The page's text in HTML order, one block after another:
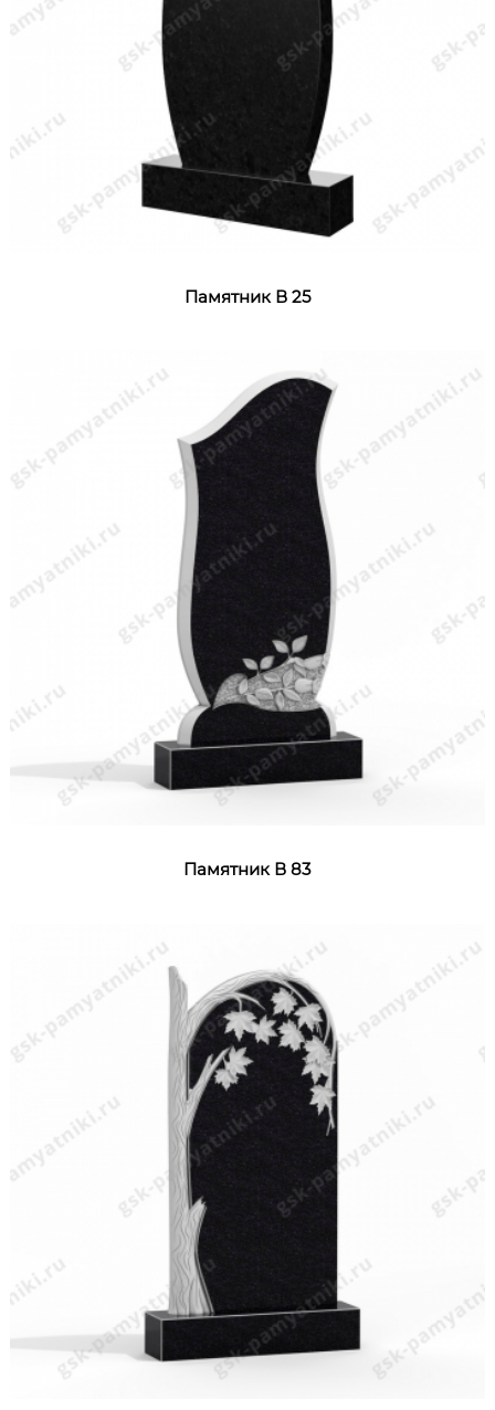
Памятник В 25
Памятник В 83